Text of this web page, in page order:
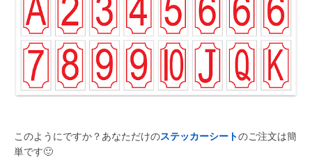
このようにですか？あなただけのステッカーシートのご注文は簡
単です🙂